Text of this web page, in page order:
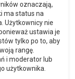
oznaczają,
ma status na
Użytkownicy nie
ustawia je
tylko po to, aby
rangę.
i moderator lub
użytkownika.